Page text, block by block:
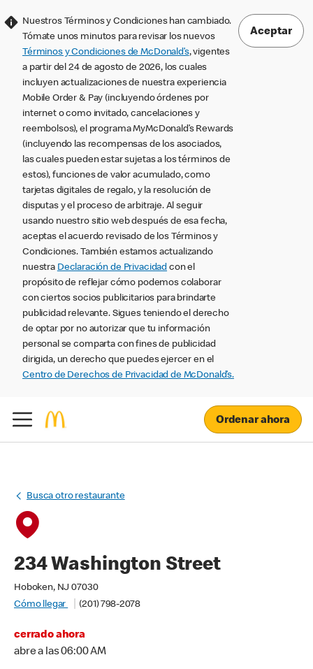
Nuestros Términos y Condiciones han cambiado.
Tómate unos minutos para revisar los nuevos
Términos y Condiciones de McDonald’s, vigentes
a partir del 24 de agosto de 2026, los cuales
incluyen actualizaciones de nuestra experiencia
Mobile Order & Pay (incluyendo órdenes por
internet o como invitado, cancelaciones y
reembolsos), el programa MyMcDonald’s Rewards
(incluyendo las recompensas de los asociados,
las cuales pueden estar sujetas a los términos de
estos), funciones de valor acumulado, como
tarjetas digitales de regalo, y la resolución de
disputas y el proceso de arbitraje. Al seguir
usando nuestro sitio web después de esa fecha,
aceptas el acuerdo revisado de los Términos y
Condiciones. También estamos actualizando
nuestra Declaración de Privacidad con el
propósito de reflejar cómo podemos colaborar
con ciertos socios publicitarios para brindarte
publicidad relevante. Sigues teniendo el derecho
de optar por no autorizar que tu información
personal se comparta con fines de publicidad
dirigida, un derecho que puedes ejercer en el
Centro de Derechos de Privacidad de McDonald’s.
Aceptar
Ordenar ahora
Busca otro restaurante
234 Washington Street
Hoboken, NJ 07030
Cómo llegar
(201) 798-2078
cerrado ahora
abre a las 06:00 AM